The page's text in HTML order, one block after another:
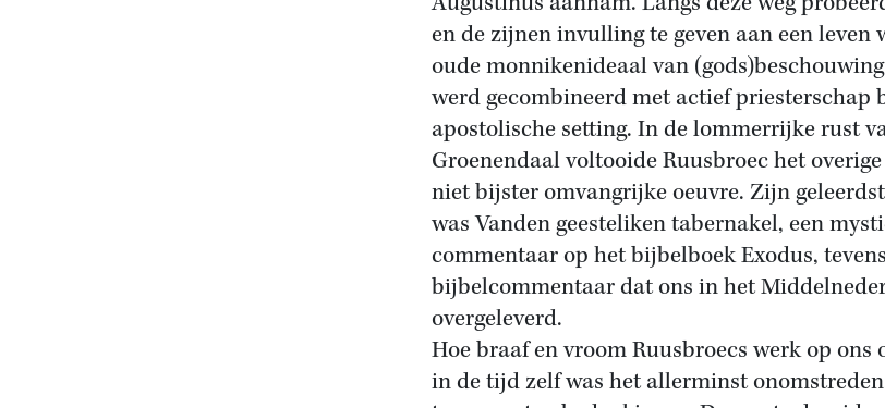
en de zijnen invulling te geven aan een leven
oude monnikenideaal van
werd gecombineerd met actief priesterschap
apostolische setting. In de lommerrijke rust
Groenendaal voltooide Ruusbroec het
niet bijster omvangrijke oeuvre. Zijn
was Vanden geesteliken tabernakel, een
commentaar op het bijbelboek Exodus,
bijbelcommentaar dat ons in het
overgeleverd.
Hoe braaf en vroom Ruusbroecs werk op ons
in de tijd zelf was het allerminst